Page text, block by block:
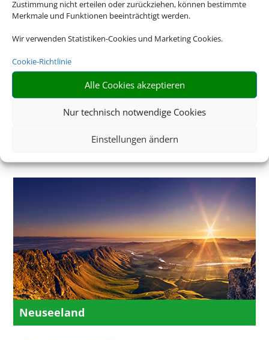
Zustimmung nicht erteilen oder zurückziehen, können bestimmte
Merkmale und Funktionen beeinträchtigt werden.
Wir verwenden Statistiken-Cookies und Marketing Cookies.
Cookie-Richtlinie
Alle Cookies akzeptieren
Nur technisch notwendige Cookies
Einstellungen ändern
Neuseeland